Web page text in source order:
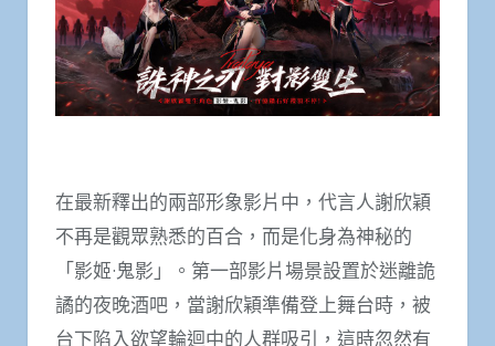
在最新釋出的兩部形象影片中，代言人謝欣穎
不再是觀眾熟悉的百合，而是化身為神秘的
「影姬·鬼影」。第一部影片場景設置於迷離詭
譎的夜晚酒吧，當謝欣穎準備登上舞台時，被
台下陷入欲望輪迴中的人群吸引，這時忽然有